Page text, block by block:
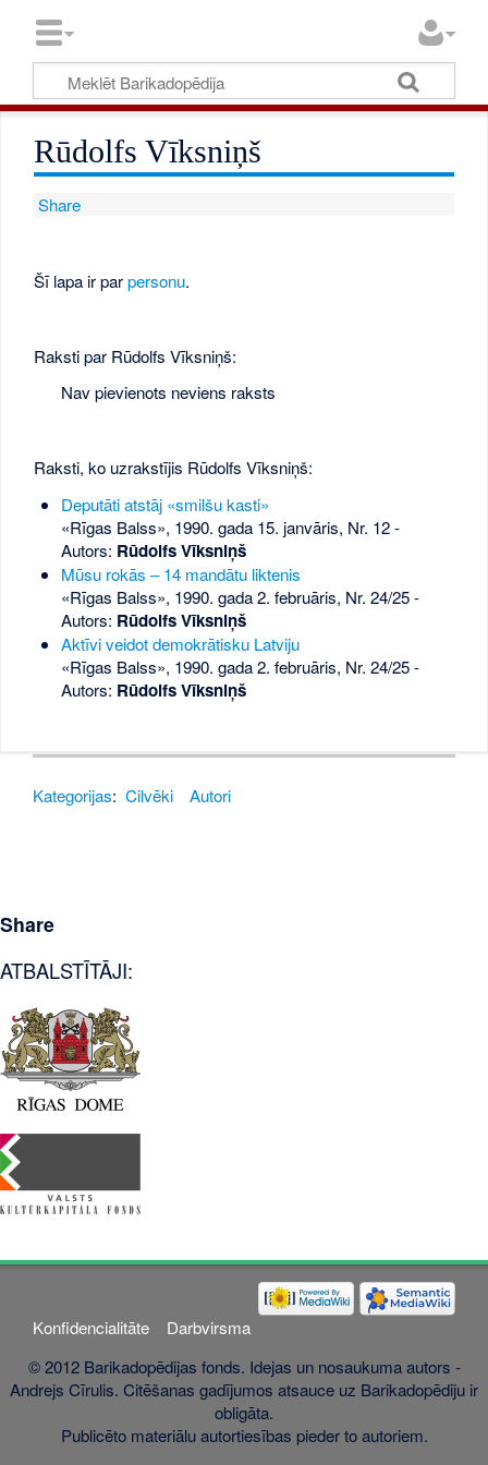
Rūdolfs Vīksniņš
Share
Šī lapa ir parpersonu.
Raksti par Rūdolfs Vīksniņš:
Nav pievienots neviens raksts
Raksti, ko uzrakstījis Rūdolfs Vīksniņš:
Deputāti atstāj «smilšu kasti»
«Rīgas Balss», 1990. gada 15. janvāris, Nr. 12-
Autors: Rūdolfs Vīksniņš
Mūsu rokās – 14 mandātu liktenis
«Rīgas Balss», 1990. gada 2. februāris, Nr. 24/25-
Autors: Rūdolfs Vīksniņš
Aktīvi veidot demokrātisku Latviju
«Rīgas Balss», 1990. gada 2. februāris, Nr. 24/25-
Autors: Rūdolfs Vīksniņš
Kategorijas: Cilvēki Autori
Share
ATBALSTĪTĀJI:
Konfidencialitāte
Darbvirsma
© 2012 Barikadopēdijas fonds. Idejas un nosaukuma autors -
Andrejs Cīrulis. Citēšanas gadījumos atsauce uz Barikadopēdiju ir
obligāta.
Publicēto materiālu autortiesības pieder to autoriem.